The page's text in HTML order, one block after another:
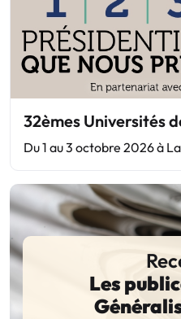
32èmes Universités
Du 1 au 3 octobre 2026 à
Les